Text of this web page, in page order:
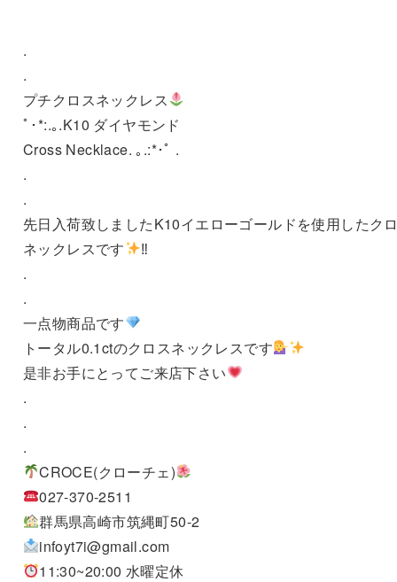
.
.
プチクロスネックレス
ﾟ･*:.｡.K10 ダイヤモンド
Cross Necklace. ｡.:*･ﾟ .
.
.
先日入荷致しましたK10イエローゴールドを使用したク
ネックレスです
‼︎
.
.
一点物商品です
トータル0.1ctのクロスネックレスです
是非お手にとってご来店下さい
.
.
.
CROCE(クローチェ)
027-370-2511
群馬県高崎市筑縄町50-2
infoyt7i@gmail.com
11:30~20:00 水曜定休